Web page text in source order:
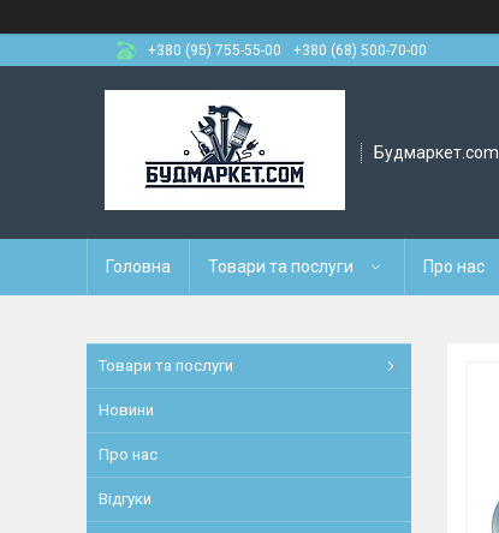
+380 (95) 755-55-00
+380 (68) 500-70-00
Будмаркет.com
Головна Товари та послуги Про нас
Товари та послуги
Новини
Про нас
Відгуки